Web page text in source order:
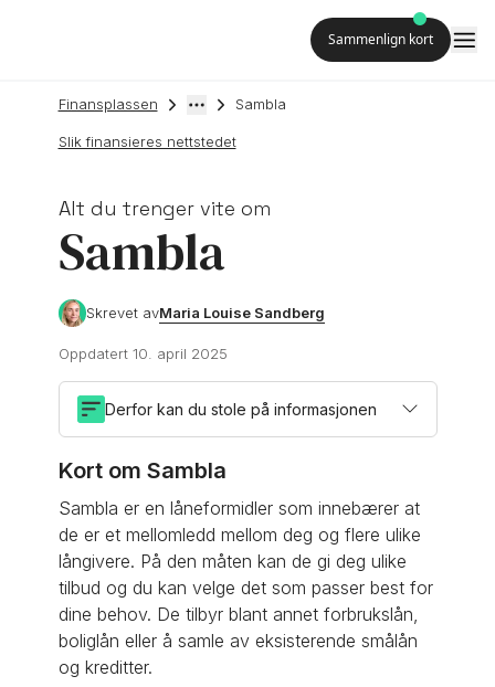
Sammenlign kort
Finansplassen Sambla
Slik finansieres nettstedet
Alt du trenger vite om
Sambla
Skrevet avMaria Louise Sandberg
Oppdatert 10. april 2025
Derfor kan du stole på informasjonen
Kort om Sambla
Sambla er en låneformidler som innebærer at
de er et mellomledd mellom deg og flere ulike
långivere. På den måten kan de gi deg ulike
tilbud og du kan velge det som passer best for
dine behov. De tilbyr blant annet forbrukslån,
boliglån eller å samle av eksisterende smålån
og kreditter.